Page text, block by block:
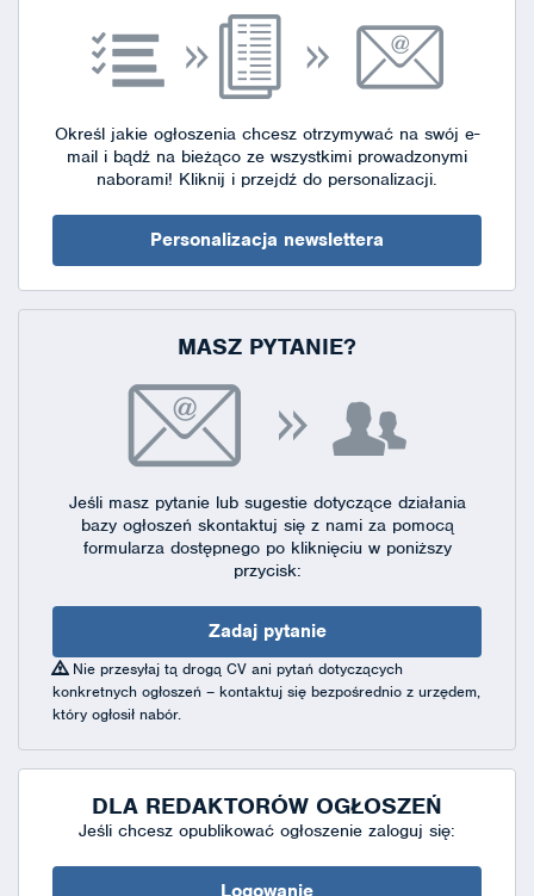
Określ jakie ogłoszenia chcesz otrzymywać na swój e-
mail i bądź na bieżąco ze wszystkimi prowadzonymi
naborami! Kliknij i przejdź do personalizacji.
Personalizacja newslettera
MASZ PYTANIE?
Jeśli masz pytanie lub sugestie dotyczące działania
bazy ogłoszeń skontaktuj się z nami za pomocą
formularza dostępnegopo kliknięciu w poniższy
przycisk:
Zadaj pytanie
Nie przesyłaj tą drogą CV ani pytań dotyczących
konkretnych ogłoszeń – kontaktuj się bezpośrednio z urzędem,
który ogłosił nabór.
DLA REDAKTORÓW OGŁOSZEŃ
Jeśli chcesz opublikować ogłoszenie zaloguj się:
Logowanie